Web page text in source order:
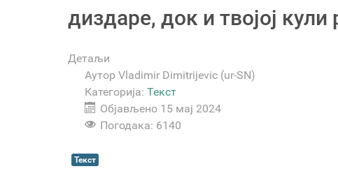
диздаре, док и твојој кули
Детаљи
Аутор Vladimir Dimitrijevic (ur-SN)
Категорија: Текст
Објављено 15 мај 2024
Погодака: 6140
Текст